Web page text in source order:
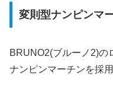
変則型ナンピンマ
BRUNO2(ブルーノ2)の
ナンピンマーチンを採